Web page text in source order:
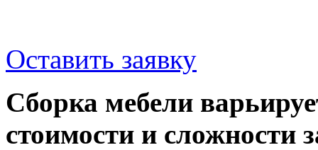
Оставить заявку
Сборка мебели
стоимости и сложности